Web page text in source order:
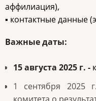
аффилиация),
▪ контактные данные
Важные даты:
15 августа 2025 г. -
1 сентября 2025